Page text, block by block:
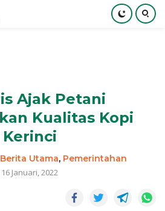
Ajak Petani
Kualitas Kopi
Kerinci
Berita Utama, Pemerintahan
16 Januari, 2022